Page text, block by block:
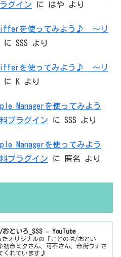
グイン に はや より
のrifferを使ってみよう♪ ～リ
に SSS より
のrifferを使ってみよう♪ ～リ
に K より
Managerを使ってみよう
プラグイン に SSS より
Managerを使ってみよう
プラグイン に 匿名 より
といろ_SSS – YouTube
たオリジナルの「ことのは/おとい
音ミクさん、可不さん、音街ウナさ
くれています♪